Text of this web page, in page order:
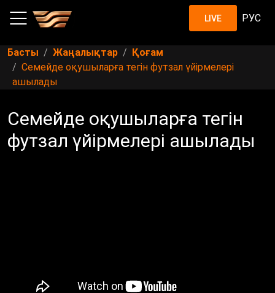
LIVE РУС
Басты Жаңалықтар
Қоғам
Семейде оқушыларға тегін футзал үйірмелері
ашылады
Семейде оқушыларға тегін
футзал үйірмелері ашылады